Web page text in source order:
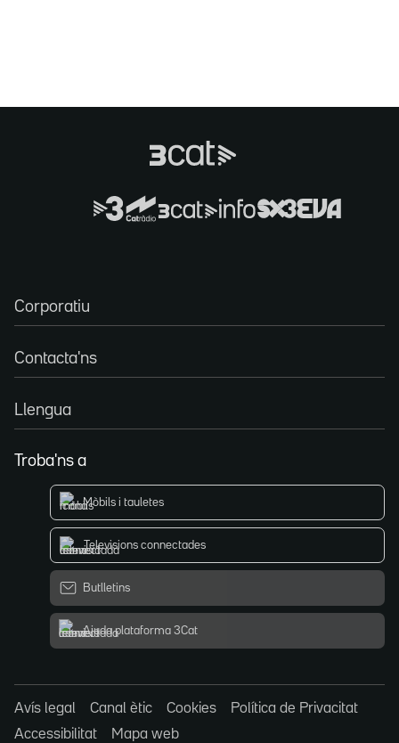
Corporatiu
Contacta'ns
Llengua
Troba'ns a
Mòbils i tauletes
Televisions connectades
Butlletins
Ajuda plataforma 3Cat
Avís legal Canal ètic Cookies
Política de Privacitat
Accessibilitat
Mapa web